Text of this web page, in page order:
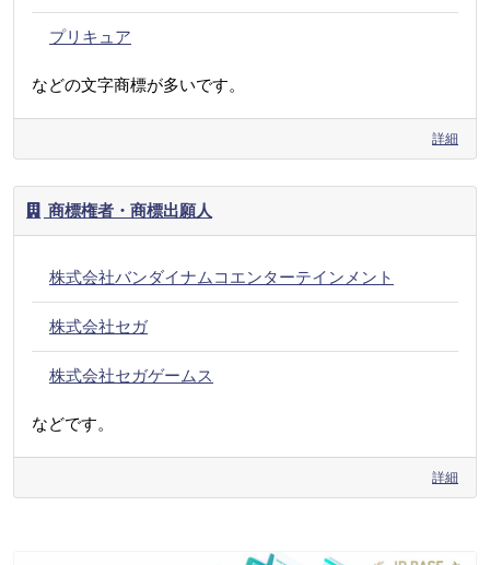
プリキュア
などの文字商標が多いです。
詳細
商標権者・商標出願人
株式会社バンダイナムコエンターテインメント
株式会社セガ
株式会社セガゲームス
などです。
詳細